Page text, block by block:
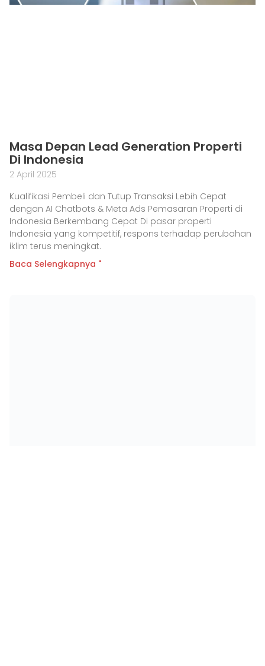
Masa Depan Lead Generation Properti
Di Indonesia
2 April 2025
Kualifikasi Pembeli dan Tutup Transaksi Lebih Cepat
dengan AI Chatbots & Meta Ads Pemasaran Properti di
Indonesia Berkembang Cepat Di pasar properti
Indonesia yang kompetitif, respons terhadap perubahan
iklim terus meningkat.
Baca Selengkapnya "